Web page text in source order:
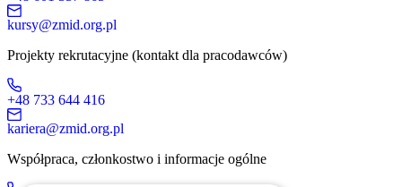
kursy@zmid.org.pl
Projekty rekrutacyjne (kontakt dla pracodawców)
+48 733 644 416
kariera@zmid.org.pl
Współpraca, członkostwo i informacje ogólne